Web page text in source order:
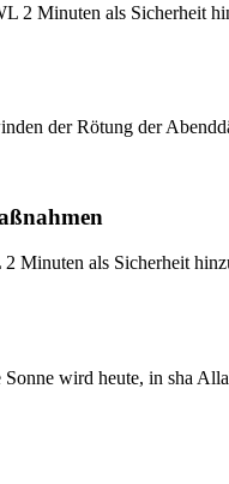
2 Minuten als Sicherheit
der Rötung der
Minuten als Sicherheit
wird heute, in sha